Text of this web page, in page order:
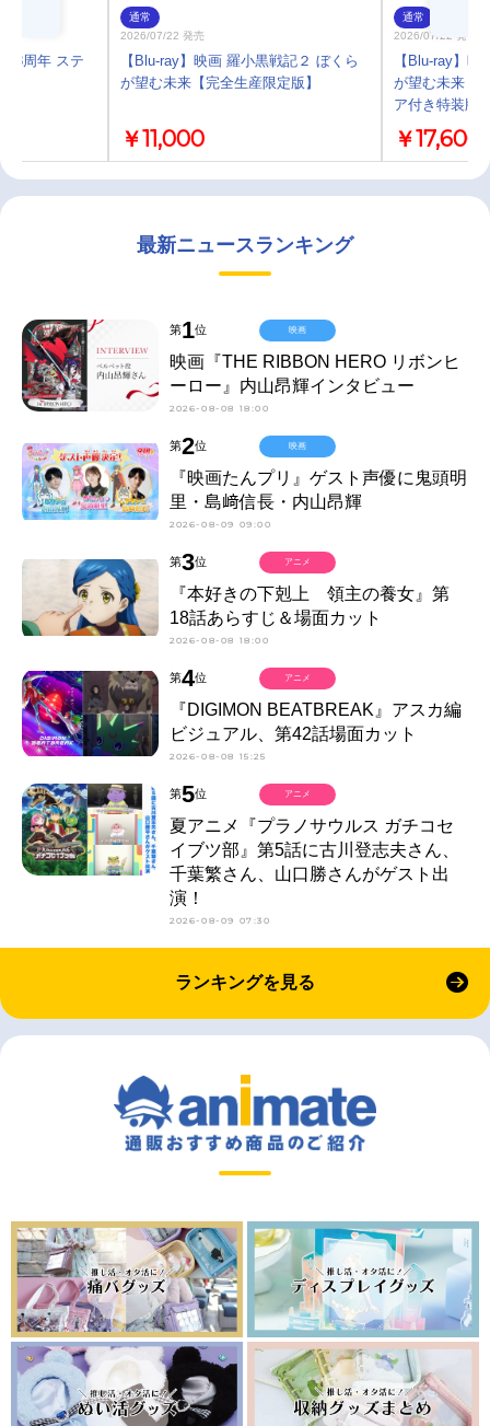
8周年 ステ
通常
2026/07/22 発売
【Blu-ray】映画 羅小黒戦記２ ぼくら
が望む未来【完全生産限定版】
￥11,000
通常
2026/07/22 発売
【Blu-ray】
が望む未来【
ア付き特装版
￥17,600
最新ニュースランキング
第1位
映画『THE RIBBON HERO リボンヒ
ーロー』内山昂輝インタビュー
2026-08-08 18:00
映画
第2位
『映画たんプリ』ゲスト声優に鬼頭明
里・島﨑信長・内山昂輝
2026-08-09 09:00
映画
第3位
『本好きの下剋上 領主の養女』第
18話あらすじ＆場面カット
2026-08-08 18:00
アニメ
第4位
『DIGIMON BEATBREAK』アスカ編
ビジュアル、第42話場面カット
2026-08-08 15:25
アニメ
第5位
夏アニメ『プラノサウルス ガチコセ
イブツ部』第5話に古川登志夫さん、
千葉繁さん、山口勝さんがゲスト出
演！
2026-08-09 07:30
アニメ
ランキングを見る